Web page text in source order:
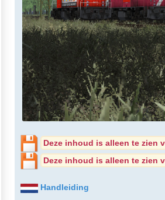
Deze inhoud is alleen te zien
Deze inhoud is alleen te zien
Handleiding